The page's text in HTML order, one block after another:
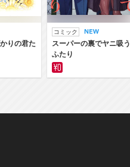
りの君た
コミック
スーパーの裏でヤニ吸う
ふたり